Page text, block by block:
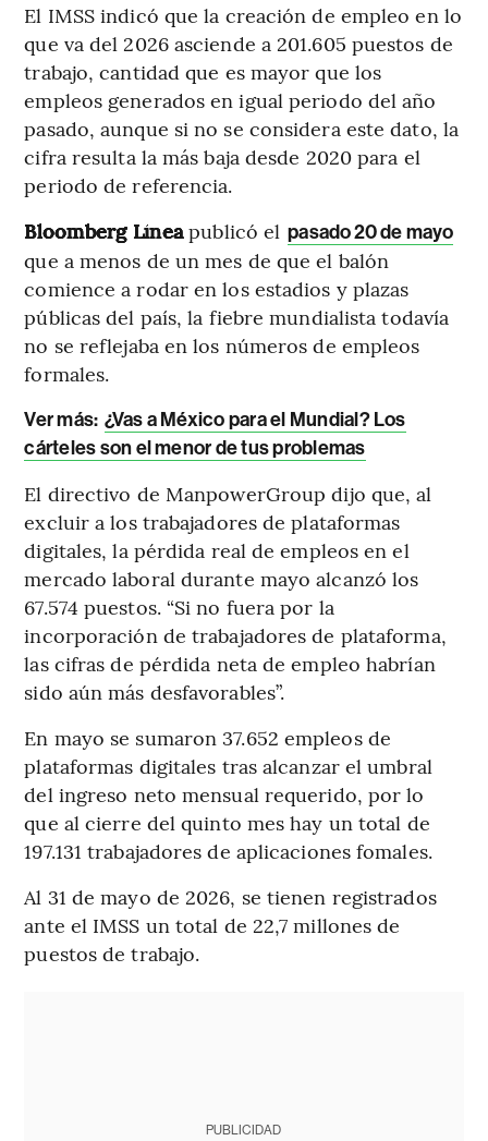
El IMSS indicó que la creación de empleo en lo
que va del 2026 asciende a 201.605 puestos de
trabajo, cantidad que es mayor que los
empleos generados en igual periodo del año
pasado, aunque si no se considera este dato, la
cifra resulta la más baja desde 2020 para el
periodo de referencia.
Bloomberg Líneapublicó el pasado 20 de mayo
que a menos de un mes de que el balón
comience a rodar en los estadios y plazas
públicas del país, la fiebre mundialista todavía
no se reflejaba en los números de empleos
formales.
Ver más: ¿Vas a México para el Mundial? Los
cárteles son el menor de tus problemas
El directivo de ManpowerGroup dijo que, al
excluir a los trabajadores de plataformas
digitales, la pérdida real de empleos en el
mercado laboral durante mayo alcanzó los
67.574 puestos. “Si no fuera por la
incorporación de trabajadores de plataforma,
las cifras de pérdida neta de empleo habrían
sido aún más desfavorables”.
En mayo se sumaron 37.652 empleos de
plataformas digitales tras alcanzar el umbral
del ingreso neto mensual requerido, por lo
que al cierre del quinto mes hay un total de
197.131 trabajadores de aplicaciones fomales.
Al 31 de mayo de 2026, se tienen registrados
ante el IMSS un total de 22,7 millones de
puestos de trabajo.
PUBLICIDAD